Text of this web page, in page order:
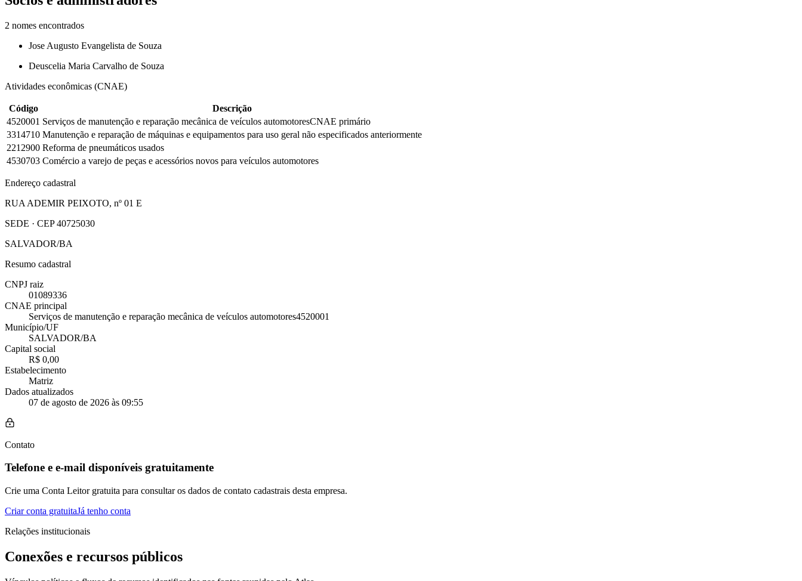
2 nomes encontrados
Jose Augusto Evangelista de Souza
Deuscelia Maria Carvalho de Souza
Atividades econômicas (CNAE)
Código
Descrição
4520001 Serviços de manutenção e reparação mecânica de veículos automotoresCNAE primário
3314710 Manutenção e reparação de máquinas e equipamentos para uso geral não especificados anteriormente
2212900 Reforma de pneumáticos usados
4530703 Comércio a varejo de peças e acessórios novos para veículos automotores
Endereço cadastral
RUA ADEMIR PEIXOTO, nº 01 E
SEDE · CEP 40725030
SALVADOR/BA
Resumo cadastral
CNPJ raiz
01089336
CNAE principal
Serviços de manutenção e reparação mecânica de veículos automotores4520001
Município/UF
SALVADOR/BA
Capital social
R$ 0,00
Estabelecimento
Matriz
Dados atualizados
07 de agosto de 2026 às 09:55
Contato
Telefone e e-mail disponíveis gratuitamente
Crie uma Conta Leitor gratuita para consultar os dados de contato cadastrais desta empresa.
Criar conta gratuitaJá tenho conta
Relações institucionais
Conexões e recursos públicos